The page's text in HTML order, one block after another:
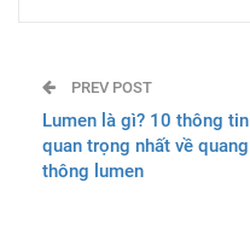
PREV POST
Lumen là gì? 10 thông tin
quan trọng nhất về quang
thông lumen